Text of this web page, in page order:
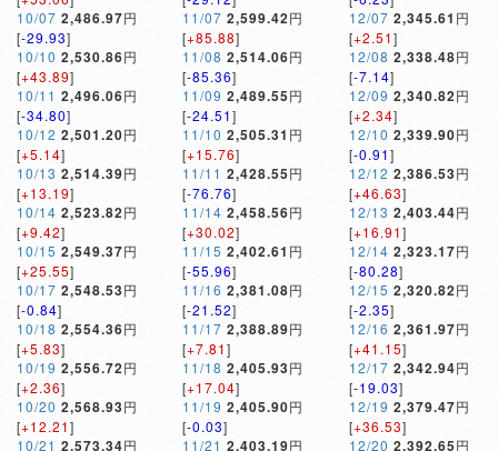
10/07 2,486.97円
[-29.93]
10/10 2,530.86円
[+43.89]
10/11 2,496.06円
[-34.80]
10/12 2,501.20円
[+5.14]
10/13 2,514.39円
[+13.19]
10/14 2,523.82円
[+9.42]
10/15 2,549.37円
[+25.55]
10/17 2,548.53円
[-0.84]
10/18 2,554.36円
[+5.83]
10/19 2,556.72円
[+2.36]
10/20 2,568.93円
[+12.21]
10/21 2,573.34円
11/07 2,599.42円
[+85.88]
11/08 2,514.06円
[-85.36]
11/09 2,489.55円
[-24.51]
11/10 2,505.31 円
[+15.76]
11/11 2,428.55円
[-76.76]
11/14 2,458.56円
[+30.02]
11/15 2,402.61 円
[-55.96]
11/16 2,381.08円
[-21.52]
11/17 2,388.89円
[+7.81]
11/18 2,405.93円
[+17.04]
11/19 2,405.90円
[-0.03]
11/21 2,403.19円
12/07 2,345.61 円
[+2.51]
12/08 2,338.48円
[-7.14]
12/09 2,340.82円
[+2.34]
12/10 2,339.90円
[-0.91]
12/12 2,386.53円
[+46.63]
12/13 2,403.44円
[+16.91]
12/14 2,323.17円
[-80.28]
12/15 2,320.82円
[-2.35]
12/16 2,361.97円
[+41.15]
12/17 2,342.94円
[-19.03]
12/19 2,379.47円
[+36.53]
12/20 2,392.65円